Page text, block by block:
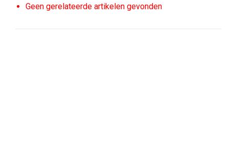
Geen gerelateerde artikelen gevonden